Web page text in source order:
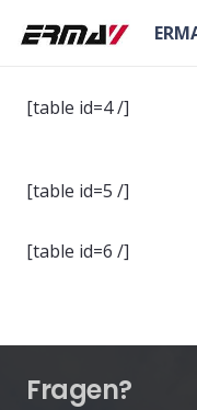
[table id=4 /]
[table id=5 /]
[table id=6 /]
Fragen?